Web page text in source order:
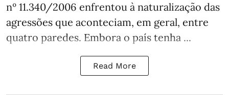
nº 11.340/2006 enfrentou à naturalização das
agressões que aconteciam, em geral, entre
quatro paredes. Embora o país tenha ...
Read More